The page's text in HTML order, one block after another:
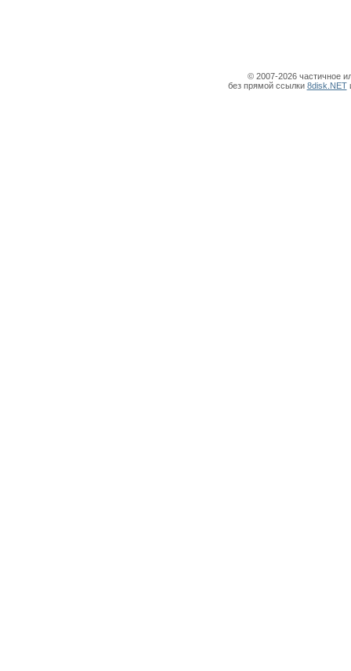
© 2007-2026 частичное
без прямой ссылки 8disk.NET